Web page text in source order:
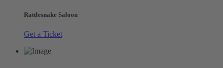
Rattlesnake Saloon
Get a Ticket